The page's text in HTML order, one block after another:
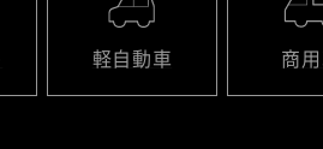
軽自動車 商